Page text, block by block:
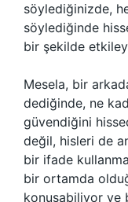
söylediğinizde,
söylediğinde
bir şekilde
Mesela, bir
dediğinde, ne
güvendiğini
değil, hisleri de
bir ifade
bir ortamda
konuşabiliyor ve